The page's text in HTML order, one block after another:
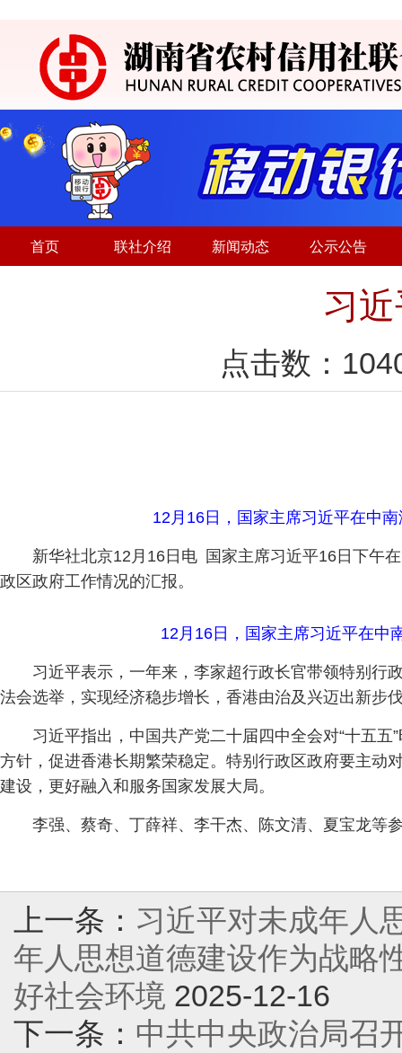
首页 联社介绍 新闻动态 公示公告
习
点击数：
12月16日，国家主席习近平在中
新华社北京12月16日电 国家主席习近平16日下午
政区政府工作情况的汇报。
12月16日，国家主席习近平在中
习近平表示，一年来，李家超行政长官带领特别行
法会选举，实现经济稳步增长，香港由治及兴迈出新步
习近平指出，中国共产党二十届四中全会对“十五五
方针，促进香港长期繁荣稳定。特别行政区政府要主动
建设，更好融入和服务国家发展大局。
李强、蔡奇、丁薛祥、李干杰、陈文清、夏宝龙等
上一条： 习近平对未成年人
年人思想道德建设作为战略
好社会环境 2025-12-16
下一条： 中共中央政治局召